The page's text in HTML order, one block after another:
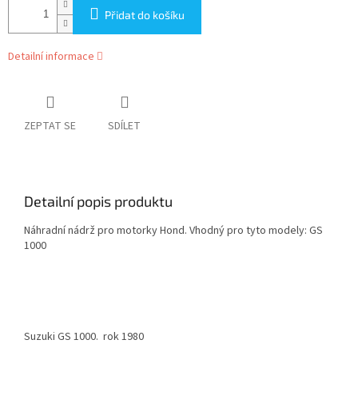
Přidat do košíku
Detailní informace
ZEPTAT SE SDÍLET
Detailní popis produktu
Náhradní nádrž pro motorky Hond. Vhodný pro tyto modely: GS
1000
Suzuki GS 1000. rok 1980